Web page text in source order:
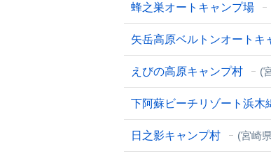
蜂之巣オートキャンプ場
矢岳高原ベルトンオートキ
えびの高原キャンプ村 (
下阿蘇ビーチリゾート浜木
日之影キャンプ村 (宮崎